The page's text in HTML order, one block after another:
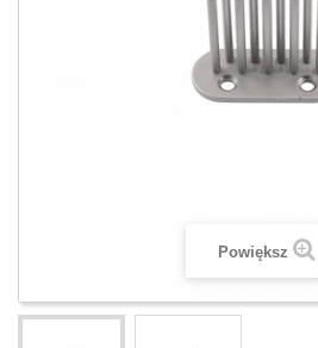
Powiększ